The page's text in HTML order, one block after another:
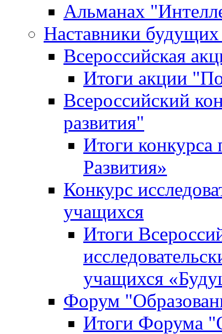
Альманах
Наставники
Всероссийская
Итоги акции
Всероссийский
развития"
Итоги конкурса
Развития»
Конкурс
учащихся
Итоги
учащихся
Форум
Итоги Форума